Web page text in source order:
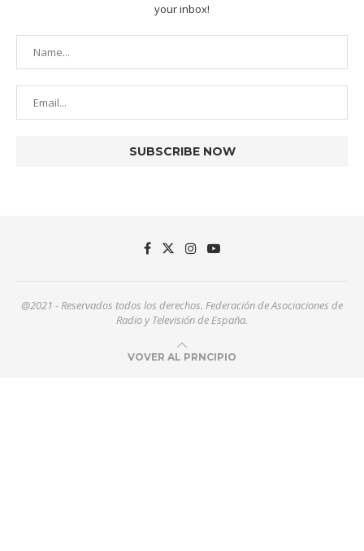
your inbox!
@2021 - Reservados todos los derechos. Federación de Asociaciones de
Radio y Televisión de España.
VOVER AL PRNCIPIO